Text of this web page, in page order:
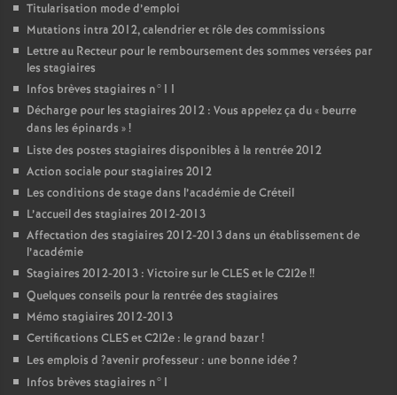
Titularisation mode d’emploi
Mutations intra 2012, calendrier et rôle des commissions
Lettre au Recteur pour le remboursement des sommes versées par
les stagiaires
Infos brèves stagiaires n°11
Décharge pour les stagiaires 2012 : Vous appelez ça du « beurre
dans les épinards »!
Liste des postes stagiaires disponibles à la rentrée 2012
Action sociale pour stagiaires 2012
Les conditions de stage dans l’académie de Créteil
L’accueil des stagiaires 2012-2013
Affectation des stagiaires 2012-2013 dans un établissement de
l’académie
Stagiaires 2012-2013 : Victoire sur leCLESet le C2I2e!!
Quelques conseils pour la rentrée des stagiaires
Mémo stagiaires 2012-2013
Certifications CLESet C2I2e : le grand bazar!
Les emplois d ?avenir professeur : une bonne idée?
Infos brèves stagiaires n°1